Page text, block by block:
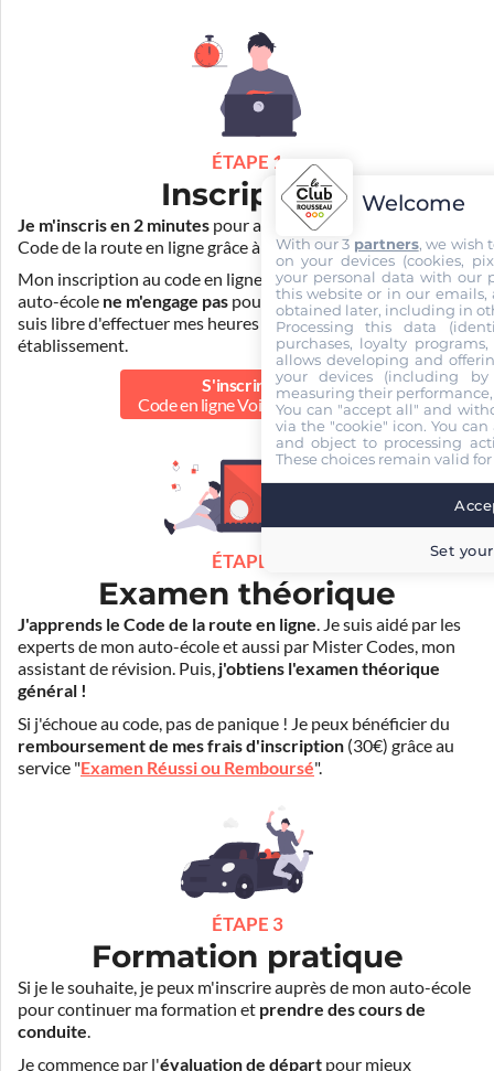
ÉTAPE 1
Inscription
Je m'inscris en 2 minutes pour accéder à ma formation au
Code de la route en ligne grâce à
Pass Rousseau Voiture.
Mon inscription au code en ligne voiture auprès de mon
auto-école ne m'engage pas pour la suite de ma formation. Je
suis libre d'effectuer mes heures de conduite dans un autre
établissement.
S'inscrire au
Code en ligne Voiture 29.90 €
ÉTAPE 2
Examen théorique
J'apprends le Code de la route en ligne. Je suis aidé par les
experts de mon auto-école et aussi par Mister Codes, mon
assistant de révision. Puis, j'obtiens l'examen théorique
général !
Si j'échoue au code, pas de panique ! Je peux bénéficier du
remboursement de mes frais d'inscription (30€) grâce au
service "Examen Réussi ou Remboursé".
ÉTAPE 3
Formation pratique
Si je le souhaite, je peux m'inscrire auprès de mon auto-école
pour continuer ma formation et prendre des cours de
conduite.
Je commence par l'évaluation de départ pour mieux
Welcome
With our 3 partners, we wish
on your devices (cookies,
your personal data with our
this website or in our emails,
obtained later, including in
Processing this data
purchases, loyalty
allows developing and
your devices (including
measuring their
You can "accept all" and
via the "cookie" icon. You
and object to processing
These choices remain valid
Set